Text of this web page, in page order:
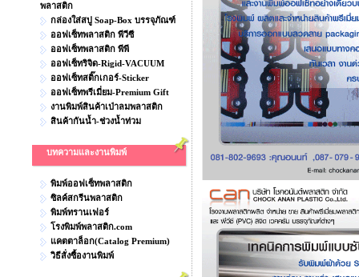
พลาสติก
กล่องใส่สบู่ Soap-Box บรรจุภัณฑ์
ออฟเซ็ทพลาสติก พีวีซี
ออฟเซ็ทพลาสติก พีพี
ออฟเซ็ทริจิด-Rigid-VACUUM
ออฟเซ็ทสติ๊กเกอร์-Sticker
ออฟเซ็ทพรีเมี่ยม-Premium Gift
งานพิมพ์สินค้าเป่าลมพลาสติก
สินค้ากันน้ำ-ช่วงน้ำท่วม
บทความและงานพิมพ์
พิมพ์ออฟเซ็ทพลาสติก
ซิลค์สกรีนพลาสติก
พิมพ์ทรานเฟอร์
โรงพิมพ์พลาสติก.com
แคตตาล็อก(Catalog Premium)
วิธีสั่งซื้องานพิมพ์